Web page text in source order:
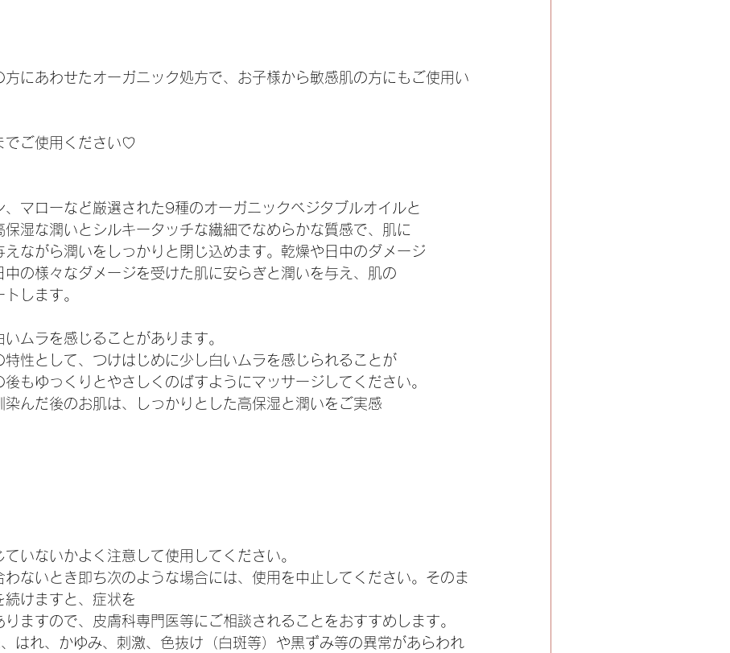
方にあわせたオーガニック処方で、お子様から敏感肌の方にもご使用い
でご使用ください♡
、マローなど厳選された9種のオーガニックベジタブルオイルと
保湿な潤いとシルキータッチな繊細でなめらかな質感で、肌に
えながら潤いをしっかりと閉じ込めます。乾燥や日中のダメージ
中の様々なダメージを受けた肌に安らぎと潤いを与え、肌の
します。
ムラを感じることがあります。
特性として、つけはじめに少し白いムラを感じられることが
もゆっくりとやさしくのばすようにマッサージしてください。
染んだ後のお肌は、しっかりとした高保湿と潤いをご実感
ていないかよく注意して使用してください。
わないとき即ち次のような場合には、使用を中止してください。そのま
続けますと、症状を
ますので、皮膚科専門医等にご相談されることをおすすめします。
、はれ、かゆみ、刺激、色抜け（白斑等）や黒ずみ等の異常があらわれ